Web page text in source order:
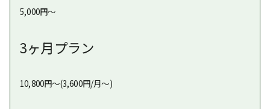
5,000円〜
3ヶ月プラン
10,800円〜(3,600円/月〜)